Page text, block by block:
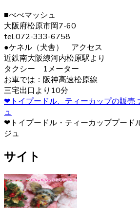
ヨークシャーテリアの毛色は「ダーク
ー」と言われます。 子犬の頃は黒色の
ると顔まわりを中心に茶色の部分が増
した毛色の変化も、成長の楽しみとな
シャーテリア購入をご検討の際は、お
ください。
2020.12.12
ヨークシャーテリアは警戒心が強く、
ことはあまりありませんが、慣れた
す。プライドの高い犬が多いので、し
面もあるので、たくさんコミュニケー
るのが良いでしょう。 ヨークシャー
ことなら、ベベドールへ是非お問い合
2020.12.4
■べべマッシュ
大阪府松原市岡7-60
tel.072-333-6758
●ケネル（犬舎） アクセス
近鉄南大阪線河内松原駅より
タクシー 1メーター
お車では：阪神高速松原線
三宅出口より10分
❤トイプードル、ティーカップの販売
ュ
❤トイプードル・ティーカッププード
ジュ
サイト